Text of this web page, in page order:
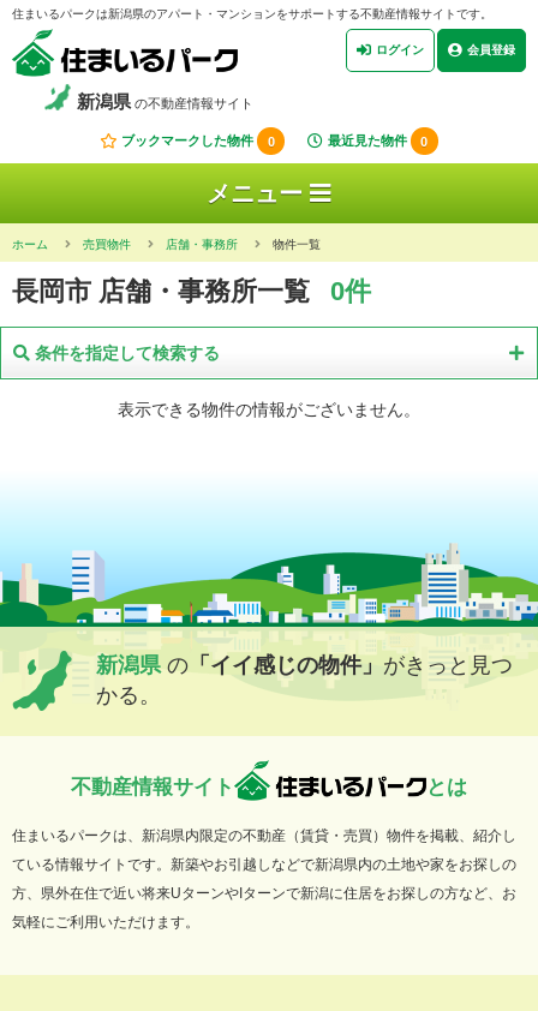
住まいるパークは新潟県のアパート・マンションをサポートする不動産情報サイトです。
新潟県の不動産情報サイト
ログイン 会員登録
ブックマークした物件 0 最近見た物件 0
メニュー
ホーム 売買物件 店舗・事務所 物件一覧
長岡市 店舗・事務所一覧 0件
条件を指定して検索する
表示できる物件の情報がございません。
新潟県の 「イイ感じの物件」 がきっと見つ
かる。
不動産情報サイト とは
住まいるパークは、新潟県内限定の不動産（賃貸・売買）物件を掲載、紹介し
ている情報サイトです。新築やお引越しなどで新潟県内の土地や家をお探しの
方、県外在住で近い将来UターンやIターンで新潟に住居をお探しの方など、お
気軽にご利用いただけます。